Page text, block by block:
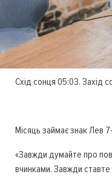
Схід сонця 05:03. Захід
Місяць займає знак Лев
«Завжди думайте про
вчинками. Завжди